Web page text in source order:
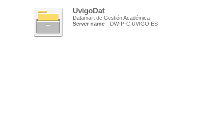
UvigoDat
Datamart de Gestión Académica
Server name
DW-P-C.UVIGO.ES